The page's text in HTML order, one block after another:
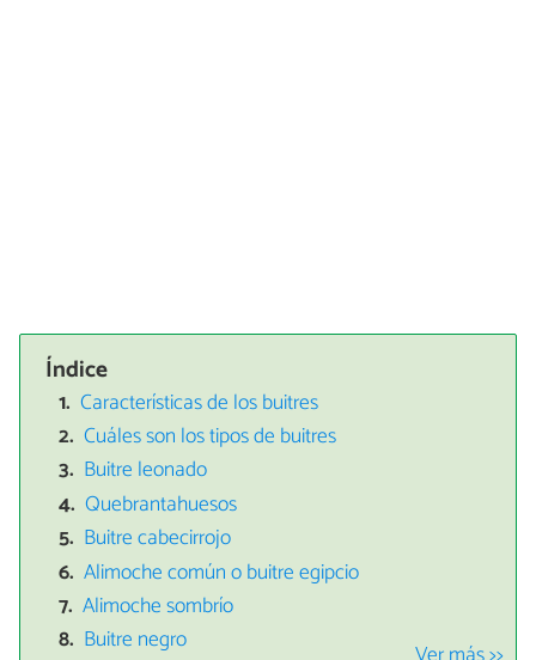
Índice
Características de los buitres
Cuáles son los tipos de buitres
Buitre leonado
Quebrantahuesos
Buitre cabecirrojo
Alimoche común o buitre egipcio
Alimoche sombrío
Buitre negro